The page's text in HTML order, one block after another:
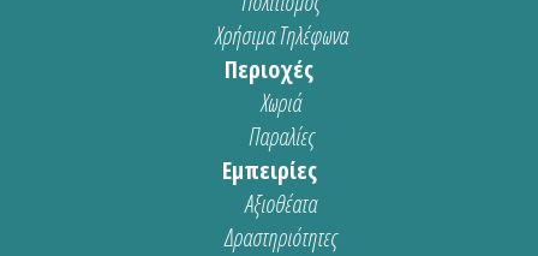
Χρήσιμα Τηλέφωνα
Περιοχές
Χωριά
Παραλίες
Εμπειρίες
Αξιοθέατα
Δραστηριότητες